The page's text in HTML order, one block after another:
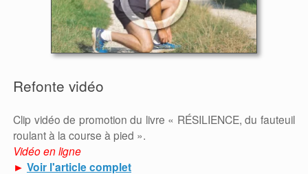
Refonte vidéo
Clip vidéo de promotion du livre « RÉSILIENCE, du fauteuil
roulant à la course à pied ».
Vidéo en ligne
► Voir l'article complet